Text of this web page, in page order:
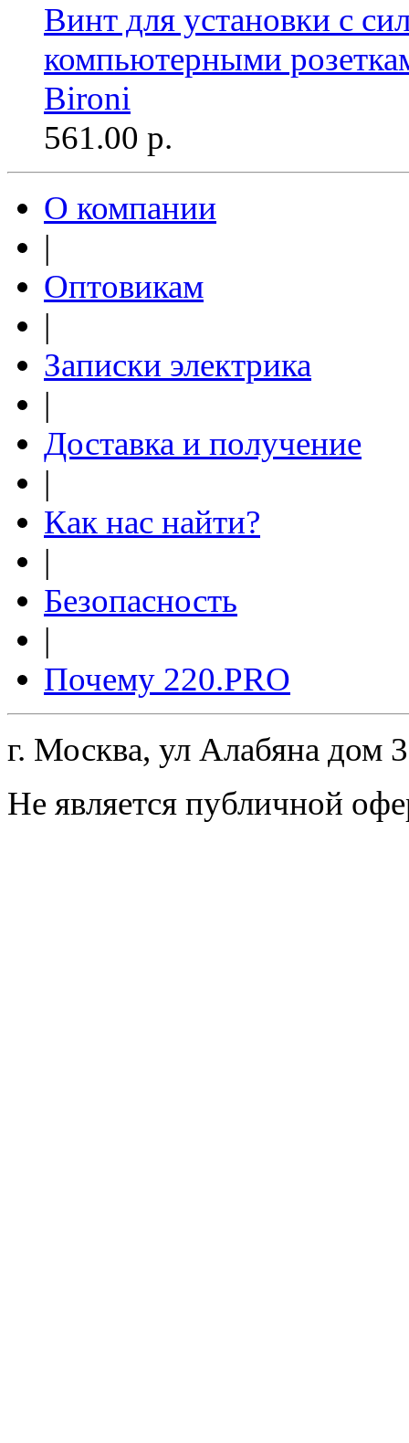
Винт для установки с
компьютерными
Bironi
561.00 р.
О компании
|
Оптовикам
|
Записки электрика
|
Доставка и получение
|
Как нас найти?
|
Безопасность
|
Почему 220.PRO
г. Москва, ул Алабяна дом
Не является публичной